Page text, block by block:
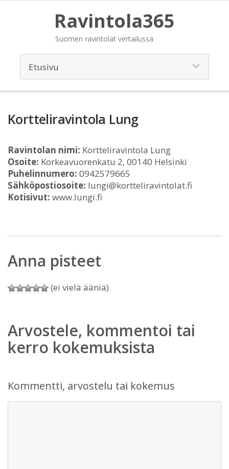
Ravintola365
Suomen ravintolat vertailussa
Kortteliravintola Lung
Ravintolan nimi: Kortteliravintola Lung
Osoite: Korkeavuorenkatu 2, 00140 Helsinki
Puhelinnumero: 0942579665
Sähköpostiosoite: lungi@kortteliravintolat.fi
Kotisivut: www.lungi.fi
Anna pisteet
(ei vielä ääniä)
Arvostele, kommentoi tai
kerro kokemuksista
Kommentti, arvostelu tai kokemus